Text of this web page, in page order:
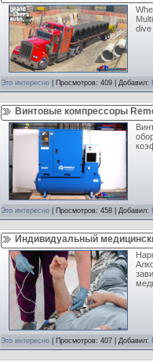
dive
Это интересно | Просмотров: 409 | Добавил:
Винтовые компрессоры
Это интересно | Просмотров: 458 | Добавил:
Индивидуальный
Это интересно | Просмотров: 407 | Добавил: